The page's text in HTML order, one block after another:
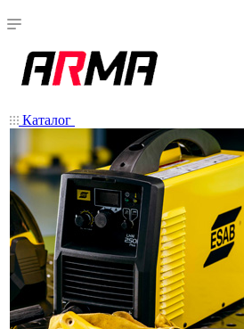
Каталог